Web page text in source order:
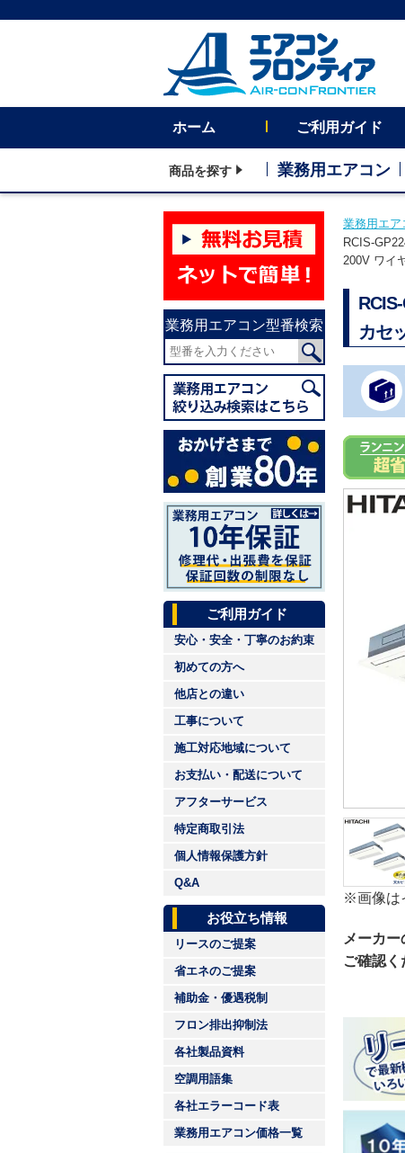
ホーム ご利用ガイド
商品を探す 業務用エアコン
業務用エアコン型番検索
ご利用ガイド
安心・安全・丁寧のお約束
初めての方へ
他店との違い
工事について
施工対応地域について
お支払い・配送について
アフターサービス
特定商取引法
個人情報保護方針
Q&A
お役立ち情報
リースのご提案
省エネのご提案
補助金・優遇税制
フロン排出抑制法
各社製品資料
空調用語集
各社エラーコード表
業務用エアコン価格一覧
業務用エア
RCIS-
200V ワイ
カセ
※画像は
メーカ
ご確認く